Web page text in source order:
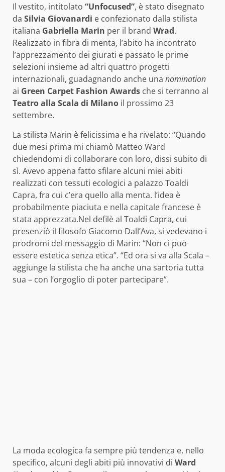
Il vestito, intitolato “Unfocused”, è stato disegnato
da Silvia Giovanardi e confezionato dalla stilista
italiana Gabriella Marin per il brand Wrad.
Realizzato in fibra di menta, l’abito ha incontrato
l’apprezzamento dei giurati e passato le prime
selezioni insieme ad altri quattro progetti
internazionali, guadagnando anche una nomination
ai Green Carpet Fashion Awards che si terranno al
Teatro alla Scala di Milano il prossimo 23
settembre.
La stilista Marin è felicissima e ha rivelato: “Quando
due mesi prima mi chiamò Matteo Ward
chiedendomi di collaborare con loro, dissi subito di
sì. Avevo appena fatto sfilare alcuni miei abiti
realizzati con tessuti ecologici a palazzo Toaldi
Capra, fra cui c’era quello alla menta. l’idea è
probabilmente piaciuta e nella capitale francese è
stata apprezzata.Nel defilè al Toaldi Capra, cui
presenziò il filosofo Giacomo Dall’Ava, si vedevano i
prodromi del messaggio di Marin: “Non ci può
essere estetica senza etica”. “Ed ora si va alla Scala –
aggiunge la stilista che ha anche una sartoria tutta
sua – con l’orgoglio di poter partecipare”.
La moda ecologica fa sempre più tendenza e, nello
specifico, alcuni degli abiti più innovativi di Ward